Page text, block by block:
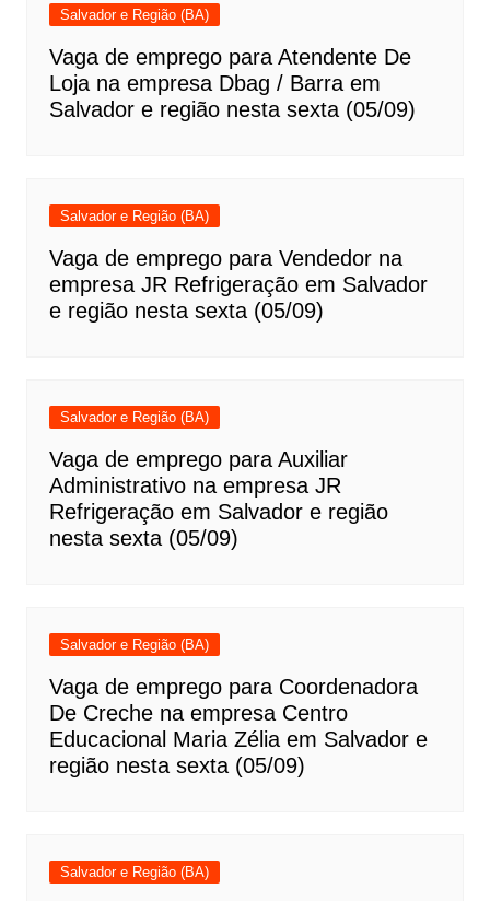
Salvador e Região (BA)
Vaga de emprego para Atendente De
Loja na empresa Dbag / Barra em
Salvador e região nesta sexta (05/09)
Salvador e Região (BA)
Vaga de emprego para Vendedor na
empresa JR Refrigeração em Salvador
e região nesta sexta (05/09)
Salvador e Região (BA)
Vaga de emprego para Auxiliar
Administrativo na empresa JR
Refrigeração em Salvador e região
nesta sexta (05/09)
Salvador e Região (BA)
Vaga de emprego para Coordenadora
De Creche na empresa Centro
Educacional Maria Zélia em Salvador e
região nesta sexta (05/09)
Salvador e Região (BA)